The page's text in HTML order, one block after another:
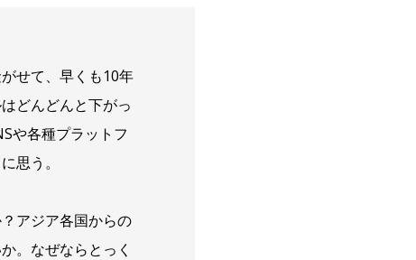
せて、早くも10年
どんどんと下がっ
や各種プラットフ
思う。
アジア各国からの
。なぜならとっく